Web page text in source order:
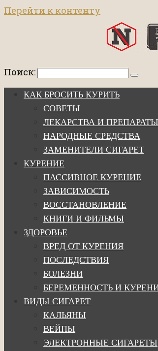
Перейти к контенту
Поиск:
КАК БРОСИТЬ КУРИТЬ
СОВЕТЫ
ЛЕКАРСТВА И ПРЕПАРАТЫ
НАРОДНЫЕ СРЕДСТВА
ЗАМЕНИТЕЛИ СИГАРЕТ
КУРЕНИЕ
ПАССИВНОЕ КУРЕНИЕ
ЗАВИСИМОСТЬ
ВОССТАНОВЛЕНИЕ
КНИГИ И ФИЛЬМЫ
ЗДОРОВЬЕ
ВРЕД ОТ КУРЕНИЯ
ПОСЛЕДСТВИЯ
БОЛЕЗНИ
БЕРЕМЕННОСТЬ И
ВИДЫ СИГАРЕТ
КАЛЬЯНЫ
ВЕЙПЫ
ЭЛЕКТРОННЫЕ СИГАРЕТЫ